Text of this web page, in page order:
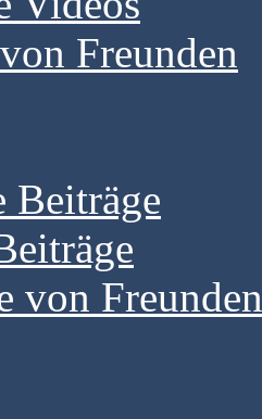
Freunden
Beiträge
von Freunden